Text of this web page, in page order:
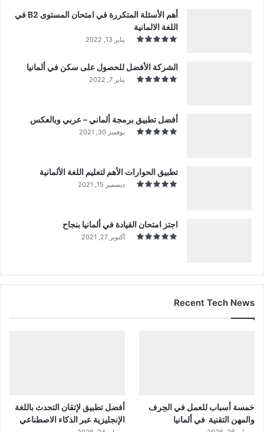
أهم الأسئلة المتكررة في امتحان المستوى B2 في
اللغة الالمانية
يناير 13, 2022
الشركة الأفضل للحصول على سكن في ألمانيا
يناير 7, 2022
أفضل تطبيق برمجة ألماني – عربي وبالعكس
نوفمبر 30, 2021
تطبيق الحوارات الأهم لتعليم اللغة الألمانية
ديسمبر 15, 2021
اجتز امتحان القيادة في ألمانيا بنجاح
أكتوبر 27, 2021
Recent Tech News
خمسة أسباب للعمل في الحِرف
والمهن التقنية في ألمانيا
أفضل تطبيق لإتقان التحدث باللغة
الإنجليزية عبر الذكاء الاصطناعي